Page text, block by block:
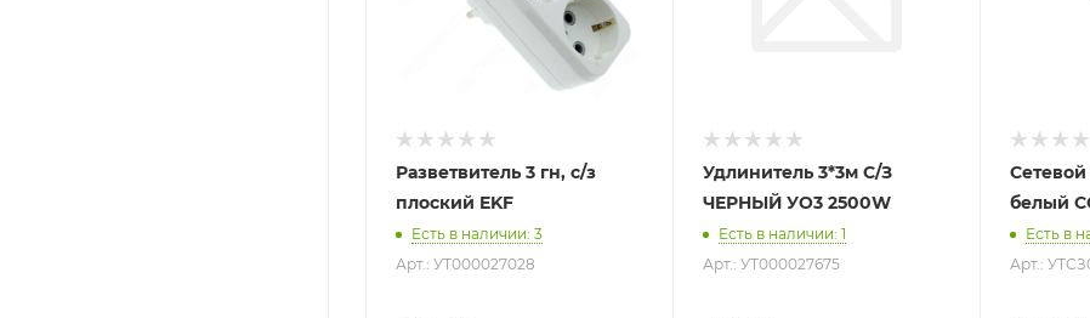
Разветвитель 3 гн, с/з
плоский EKF
Есть в наличии: 3
Арт.: УТ000027028
Удлинитель 3*3м С/З
ЧЕРНЫЙ УО3 2500W
Есть в наличии: 1
Арт.: УТ000027675
Сетевой
белый
Есть в
Арт.: